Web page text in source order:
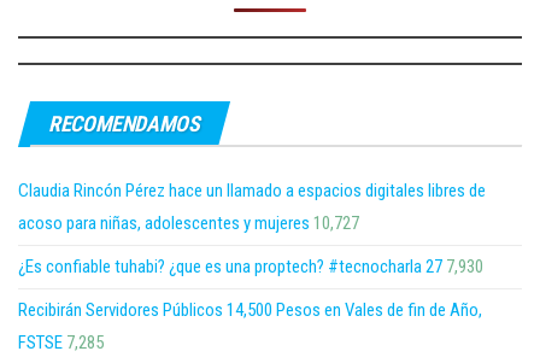
RECOMENDAMOS
Claudia Rincón Pérez hace un llamado a espacios digitales libres de
acoso para niñas, adolescentes y mujeres 10,727
¿Es confiable tuhabi? ¿que es una proptech? #tecnocharla 27 7,930
Recibirán Servidores Públicos 14,500 Pesos en Vales de fin de Año,
FSTSE 7,285